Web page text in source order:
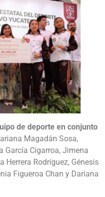
de deporte en conjunto
Magadán Sosa,
García Cigarroa, Jimena
Herrera Rodríguez, Génesis
Figueroa Chan y Dariana